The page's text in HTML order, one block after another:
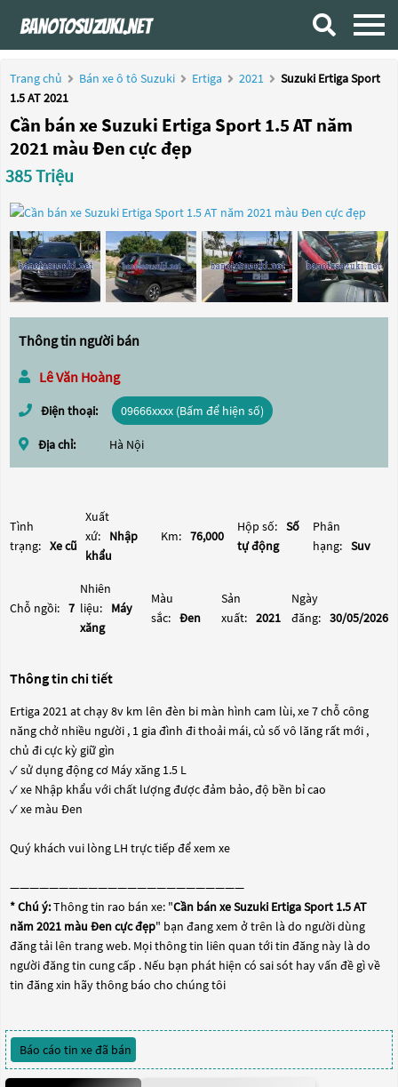
Trang chủ Bán xe ô tô Suzuki Ertiga 2021
Suzuki Ertiga Sport
1.5 AT 2021
Cần bán xe Suzuki Ertiga Sport 1.5 AT năm
2021 màu Đen cực đẹp
385 Triệu
Thông tin người bán
Lê Văn Hoàng
Điện thoại: 09666xxxx (Bấm để hiện số)
Địa chỉ: Hà Nội
Tình
trạng: Xe cũ
Xuất
xứ:
Nhập
khẩu
Km: 76,000
Hộp số: Số
tự động
Phân
hạng: Suv
Chỗ ngồi: 7
Nhiên
liệu:
Máy
xăng
Màu
sắc: Đen
Sản
xuất: 2021
Ngày
đăng: 30/05/2026
Thông tin chi tiết
Ertiga 2021 at chạy 8v km lên đèn bi màn hình cam lùi, xe 7 chỗ công
năng chở nhiều người , 1 gia đình đi thoải mái, củ số vô lăng rất mới ,
chủ đi cực kỳ giữ gìn
✓ sử dụng động cơ Máy xăng 1.5 L
✓ xe Nhập khẩu với chất lượng được đảm bảo, độ bền bỉ cao
✓ xe màu Đen
Quý khách vui lòng LH trực tiếp để xem xe
————————————————————————
* Chú ý:Thông tin rao bán xe: "Cần bán xe Suzuki Ertiga Sport 1.5 AT
năm 2021 màu Đen cực đẹp" bạn đang xem ở trên là do người dùng
đăng tải lên trang web. Mọi thông tin liên quan tới tin đăng này là do
người đăng tin cung cấp . Nếu bạn phát hiện có sai sót hay vấn đề gì về
tin đăng xin hãy thông báo cho chúng tôi
Báo cáo tin xe đã bán